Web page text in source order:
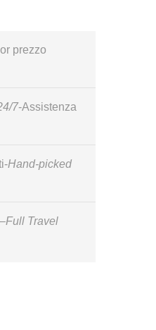
prezzo
7-Assistenza
Hand-picked
Full Travel